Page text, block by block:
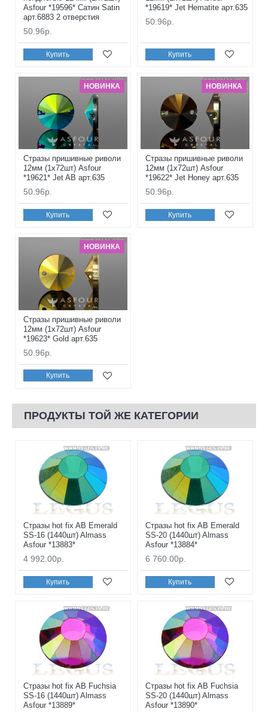
Asfour *19596* Сатин Satin
арт.6883 2 отверстия
50.96р.
Купить
*19619* Jet Hematite арт.635
50.96р.
Купить
НОВИНКА
Стразы пришивные риволи
12мм (1x72шт) Asfour
*19621* Jet AB арт.635
50.96р.
Купить
НОВИНКА
Стразы пришивные риволи
12мм (1x72шт) Asfour
*19622* Jet Honey арт.635
50.96р.
Купить
НОВИНКА
Стразы пришивные риволи
12мм (1x72шт) Asfour
*19623* Gold арт.635
50.96р.
Купить
ПРОДУКТЫ ТОЙ ЖЕ КАТЕГОРИИ
Стразы hot fix AB Emerald
SS-16 (1440шт) Almass
Asfour *13883*
4 992.00р.
Купить
Стразы hot fix AB Emerald
SS-20 (1440шт) Almass
Asfour *13884*
6 760.00р.
Купить
Стразы hot fix AB Fuchsia
SS-16 (1440шт) Almass
Asfour *13889*
Стразы hot fix AB Fuchsia
SS-20 (1440шт) Almass
Asfour *13890*